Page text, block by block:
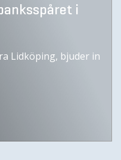
i
Lidköping, bjuder in